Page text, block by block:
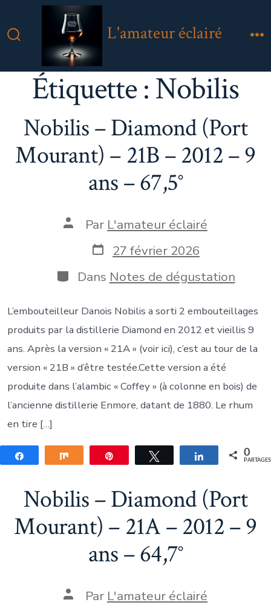
au
Bascule
Rechercher
L'amateur éclairé
Étiquette :Nobilis
Nobilis – Diamond (Port
Mourant) – 21B – 2012 – 9
ans – 67,5°
Auteur
publication
Par L'amateur éclairé
Date
de
publication
27 février 2026
Catégories
Dans Notes de dégustation
L’embouteilleur Danois Nobilis a sorti 2 embouteillages
produits par la distillerie Diamond en 2012 et vieillis 9
ans. Après la version « 21A » (voir ici), c’est au tour de la
version « 21B » d’être testée.Cette version a été
produite dans l’alambic « Coffey » (à colonne en bois) de
l’ancienne distillerie Enmore, datant de 1880. Le rhum
en tire […]
Partagez Partagez Tweetez Partagez 0
PARTAGES
Nobilis – Diamond (Port
Mourant) – 21A – 2012 – 9
ans – 64,7°
Auteur
Par L'amateur éclairé